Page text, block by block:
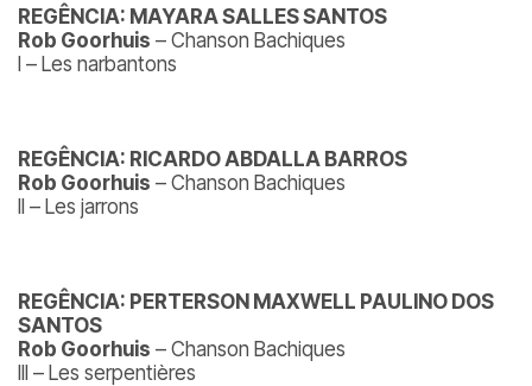
REGÊNCIA: MAYARA SALLES SANTOS
Rob Goorhuis – Chanson Bachiques
I – Les narbantons
REGÊNCIA: RICARDO ABDALLA BARROS
Rob Goorhuis – Chanson Bachiques
II – Les jarrons
REGÊNCIA: PERTERSON MAXWELL PAULINO DOS
SANTOS
Rob Goorhuis – Chanson Bachiques
III – Les serpentières